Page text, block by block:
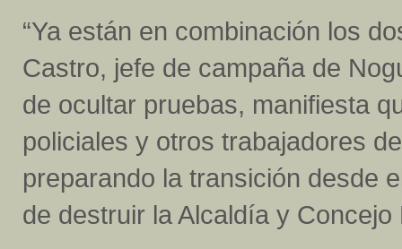
“Ya están en combinación los
Castro, jefe de campaña de
de ocultar pruebas, manifiesta
policiales y otros trabajadores
preparando la transición desde
de destruir la Alcaldía y Concejo